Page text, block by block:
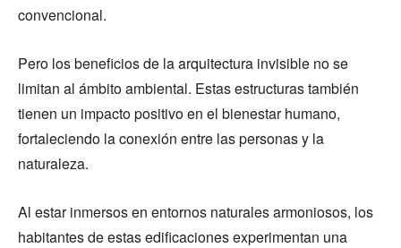
convencional.
Pero los beneficios de la arquitectura invisible no se
limitan al ámbito ambiental. Estas estructuras también
tienen un impacto positivo en el bienestar humano,
fortaleciendo la conexión entre las personas y la
naturaleza.
Al estar inmersos en entornos naturales armoniosos, los
habitantes de estas edificaciones experimentan una